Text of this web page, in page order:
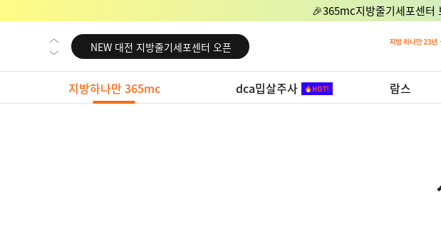
🎉365mc지방줄기세포센터
NEW 교대 지방줄기세포센터 오픈
NEW 대전 지방줄기세포센터 오픈
NEW 노원 지방줄기세포센터 오픈
NEW 미국 LA점 오픈
지방하나만 365mc dca밉살주사 람스